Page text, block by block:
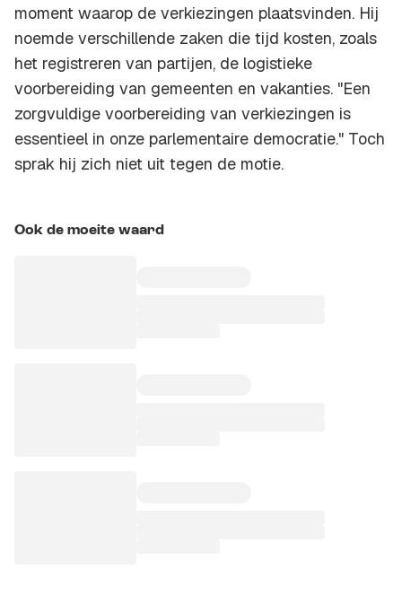
moment waarop de verkiezingen plaatsvinden. Hij
noemde verschillende zaken die tijd kosten, zoals
het registreren van partijen, de logistieke
voorbereiding van gemeenten en vakanties. "Een
zorgvuldige voorbereiding van verkiezingen is
essentieel in onze parlementaire democratie." Toch
sprak hij zich niet uit tegen de motie.
Ook de moeite waard